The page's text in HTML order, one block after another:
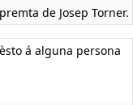
de Josep Torner.
á alguna persona